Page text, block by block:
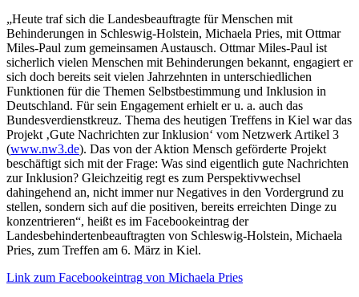
„Heute traf sich die Landesbeauftragte für Menschen mit
Behinderungen in Schleswig-Holstein, Michaela Pries, mit Ottmar
Miles-Paul zum gemeinsamen Austausch. Ottmar Miles-Paul ist
sicherlich vielen Menschen mit Behinderungen bekannt, engagiert er
sich doch bereits seit vielen Jahrzehnten in unterschiedlichen
Funktionen für die Themen Selbstbestimmung und Inklusion in
Deutschland. Für sein Engagement erhielt er u. a. auch das
Bundesverdienstkreuz. Thema des heutigen Treffens in Kiel war das
Projekt ‚Gute Nachrichten zur Inklusion‘ vom Netzwerk Artikel 3
(www.nw3.de). Das von der Aktion Mensch geförderte Projekt
beschäftigt sich mit der Frage: Was sind eigentlich gute Nachrichten
zur Inklusion? Gleichzeitig regt es zum Perspektivwechsel
dahingehend an, nicht immer nur Negatives in den Vordergrund zu
stellen, sondern sich auf die positiven, bereits erreichten Dinge zu
konzentrieren“, heißt es im Facebookeintrag der
Landesbehindertenbeauftragten von Schleswig-Holstein, Michaela
Pries, zum Treffen am 6. März in Kiel.
Link zum Facebookeintrag von Michaela Pries